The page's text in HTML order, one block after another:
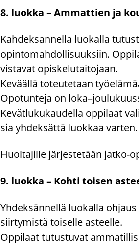
8. luok­ka – Am­mat­tien ja
Kah­dek­san­nel­la luo­kal­la
opintomahdollisuuksiin.
vis­ta­vat opis­ke­lu­tai­to­jaan.
Ke­vääl­lä to­teu­te­taan
Opo­tun­te­ja on
Ke­vät­lu­ku­kau­del­la op­pi­laat
sia yh­dek­sät­tä luok­kaa var­ten.
Huol­ta­jil­le jär­jes­te­tään jatko-​
9. luok­ka – Kohti toi­sen
Yh­dek­sän­nel­lä luo­kal­la
siir­ty­mis­tä toi­sel­le as­teel­le.
Op­pi­laat tu­tus­tu­vat